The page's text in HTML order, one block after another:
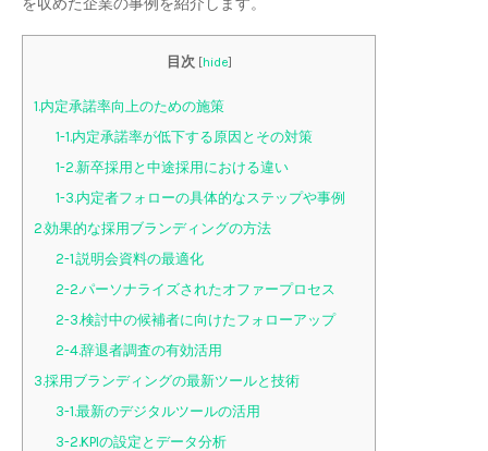
を収めた企業の事例を紹介します。
目次 [hide]
1.内定承諾率向上のための施策
1-1.内定承諾率が低下する原因とその対策
1-2.新卒採用と中途採用における違い
1-3.内定者フォローの具体的なステップや事例
2.効果的な採用ブランディングの方法
2-1.説明会資料の最適化
2-2.パーソナライズされたオファープロセス
2-3.検討中の候補者に向けたフォローアップ
2-4.辞退者調査の有効活用
3.採用ブランディングの最新ツールと技術
3-1.最新のデジタルツールの活用
3-2.KPIの設定とデータ分析